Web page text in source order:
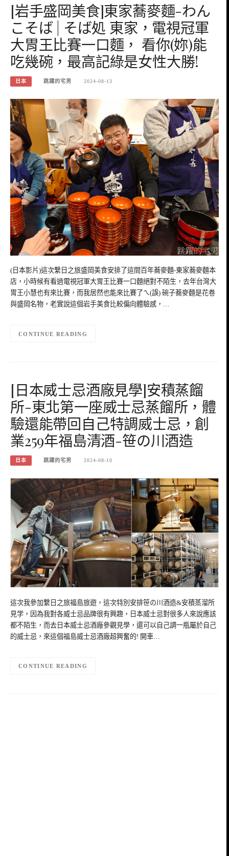
[岩手盛岡美食]東家蕎麥麵-わん
こそば | そば処 東家，電視冠軍
大胃王比賽一口麵， 看你(妳)能
吃幾碗，最高記綠是女性大勝!
日本 跳躍的宅男 2024-08-13
(日本影片)這次繫日之旅盛岡美食安排了這間百年蕎麥麵-東家蕎麥麵本
店，小時候有看過電視冠軍大胃王比賽一口麵絕對不陌生，去年台灣大
胃王小慧也有來比賽，而我居然也能來比賽了ㄟ(誤) 碗子蕎麥麵是花卷
與盛岡名物，老實說這個岩手美食比較偏向體驗感，…
CONTINUE READING
[日本威士忌酒廠見學]安積蒸餾
所-東北第一座威士忌蒸餾所，體
驗還能帶回自己特調威士忌，創
業259年福島清酒-笹の川酒造
日本 跳躍的宅男 2024-08-10
這次我參加繫日之旅福島旅遊，這次特別安排笹の川酒造&安積蒸溜所
見学，因為我對各威士忌品牌很有興趣，日本威士忌對很多人來說應該
都不陌生，而去日本威士忌酒廠參觀見學，還可以自己調一瓶屬於自己
的威士忌，來這個福島威士忌酒廠超興奮的! 開車…
CONTINUE READING